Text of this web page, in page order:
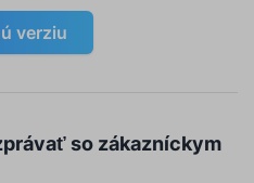
verziu
so zákazníckym